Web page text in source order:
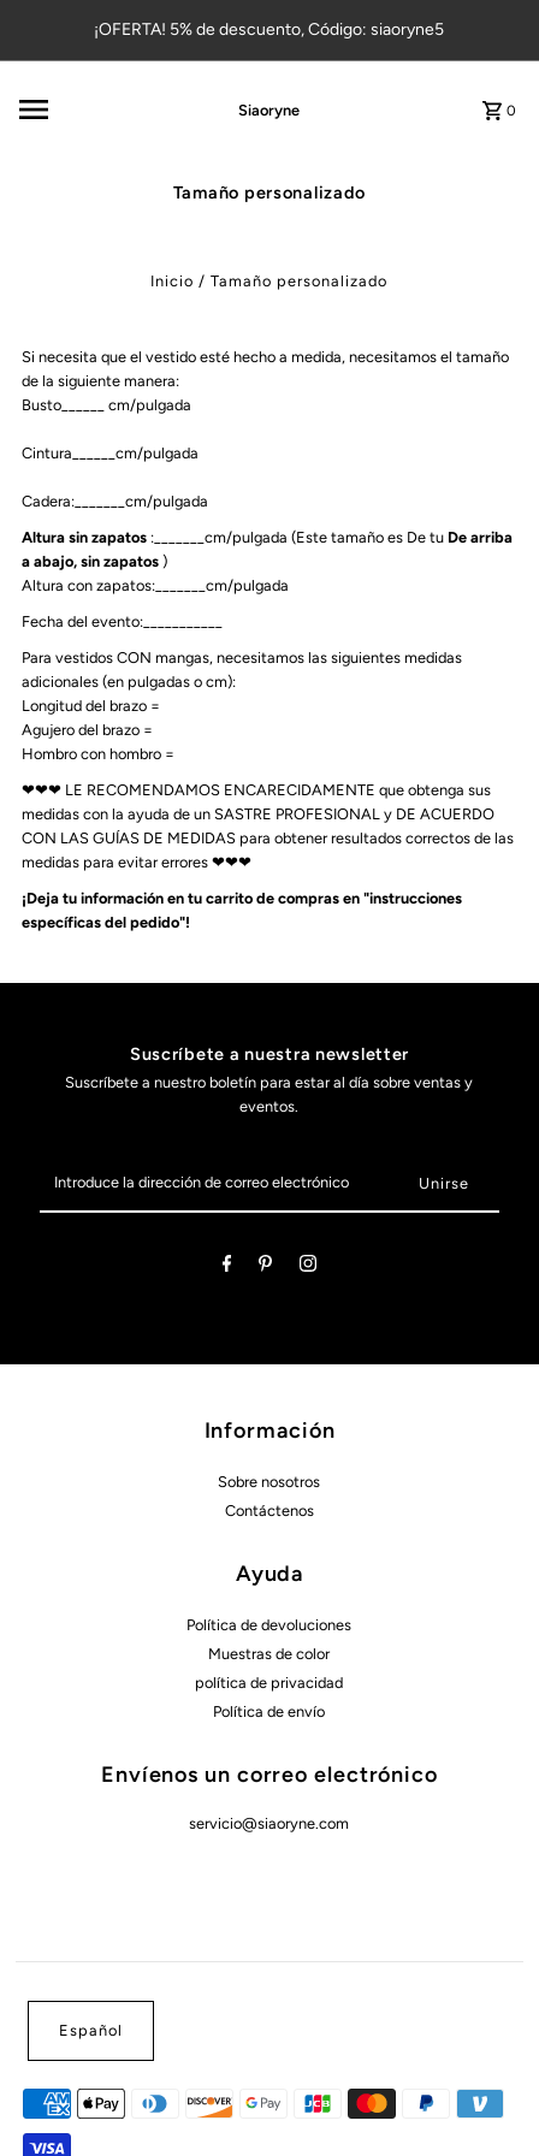
Ir directamente al contenido
¡OFERTA! 5% de descuento, Código: siaoryne5
Siaoryne 0
Tamaño personalizado
Inicio /Tamaño personalizado
Si necesita que el vestido esté hecho a medida, necesitamos el tamaño
de la siguiente manera:
Busto______ cm/pulgada
Cintura______cm/pulgada
Cadera:_______cm/pulgada
Altura sin zapatos :_______cm/pulgada (Este tamaño es De tu De arriba
a abajo, sin zapatos )
Altura con zapatos:_______cm/pulgada
Fecha del evento:___________
Para vestidos CON mangas, necesitamos las siguientes medidas
adicionales (en pulgadas o cm):
Longitud del brazo =
Agujero del brazo =
Hombro con hombro =
❤❤❤ LE RECOMENDAMOS ENCARECIDAMENTE que obtenga sus
medidas con la ayuda de un SASTRE PROFESIONAL y DE ACUERDO
CON LAS GUÍAS DE MEDIDAS para obtener resultados correctos de las
medidas para evitar errores ❤❤❤
¡Deja tu información en tu carrito de compras en "instrucciones
específicas del pedido"!
Suscríbete a nuestra newsletter
Suscríbete a nuestro boletín para estar al día sobre ventas y
eventos.
dirección
Información
Sobre nosotros
Contáctenos
Ayuda
Política de devoluciones
Muestras de color
política de privacidad
Política de envío
Envíenos un correo electrónico
servicio@siaoryne.com
Español